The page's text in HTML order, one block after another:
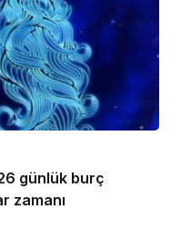
günlük burç
zamanı